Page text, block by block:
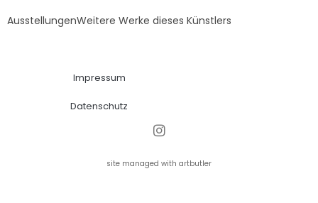
AusstellungenWeitere Werke dieses Künstlers
Impressum
Datenschutz
site managed with artbutler